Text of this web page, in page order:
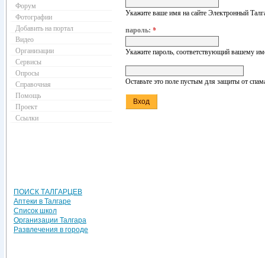
Укажите ваше имя на сайте Электронный
пароль: *
Укажите пароль, соответствующий вашему
Оставьте это поле пустым для защиты от
Форум
Фотографии
Добавить на портал
Видео
Организации
Сервисы
Опросы
Справочная
Помощь
Проект
Ссылки
ПОИСК ТАЛГАРЦЕВ
Аптеки в Талгаре
Список школ
Организации Талгара
Развлечения в городе